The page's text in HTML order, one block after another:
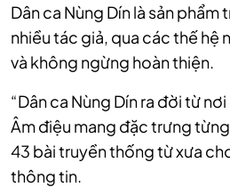
Dân ca Nùng Dín là sản
nhiều tác giả, qua các thế hệ
và không ngừng hoàn thiện.
“Dân ca Nùng Dín ra đời từ
Âm điệu mang đặc trưng
43 bài truyền thống từ xưa
thông tin.